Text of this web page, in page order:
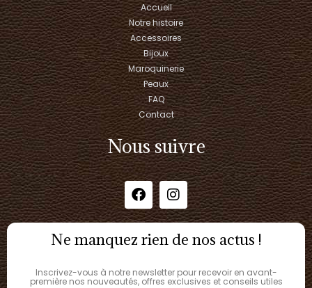
Accueil
Notre histoire
Accessoires
Bijoux
Maroquinerie
Peaux
FAQ
Contact
Nous suivre
Ne manquez rien de nos actus !
Inscrivez-vous à notre newsletter pour recevoir en avant-
première nos nouveautés, offres exclusives et conseils utiles